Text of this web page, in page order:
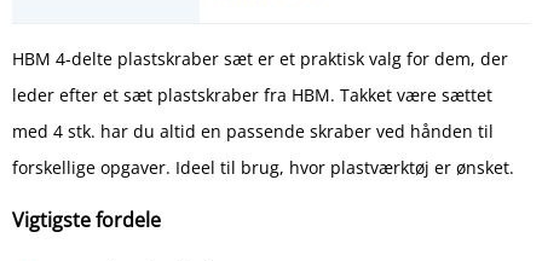
HBM 4-delte plastskraber sæt er et praktisk valg for dem, der
leder efter et sæt plastskraber fra HBM. Takket være sættet
med 4 stk. har du altid en passende skraber ved hånden til
forskellige opgaver. Ideel til brug, hvor plastværktøj er ønsket.
Vigtigste fordele